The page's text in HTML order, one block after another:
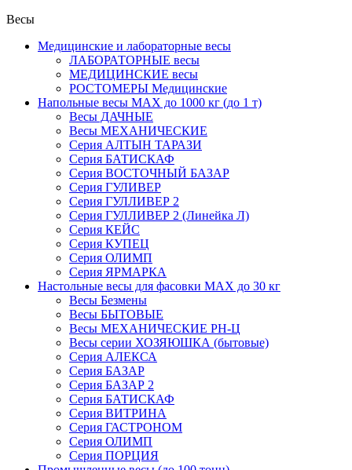
Весы
Медицинские и лабораторные весы
ЛАБОРАТОРНЫЕ весы
МЕДИЦИНСКИЕ весы
РОСТОМЕРЫ Медицинские
Напольные весы MAX до 1000 кг (до 1 т)
Весы ДАЧНЫЕ
Весы МЕХАНИЧЕСКИЕ
Серия АЛТЫН ТАРАЗИ
Серия БАТИСКАФ
Серия ВОСТОЧНЫЙ БАЗАР
Серия ГУЛИВЕР
Серия ГУЛЛИВЕР 2
Серия ГУЛЛИВЕР 2 (Линейка Л)
Серия КЕЙС
Серия КУПЕЦ
Серия ОЛИМП
Серия ЯРМАРКА
Настольные весы для фасовки MAX до 30 кг
Весы Безмены
Весы БЫТОВЫЕ
Весы МЕХАНИЧЕСКИЕ РН-Ц
Весы серии ХОЗЯЮШКА (бытовые)
Серия АЛЕКСА
Серия БАЗАР
Серия БАЗАР 2
Серия БАТИСКАФ
Серия ВИТРИНА
Серия ГАСТРОНОМ
Серия ОЛИМП
Серия ПОРЦИЯ